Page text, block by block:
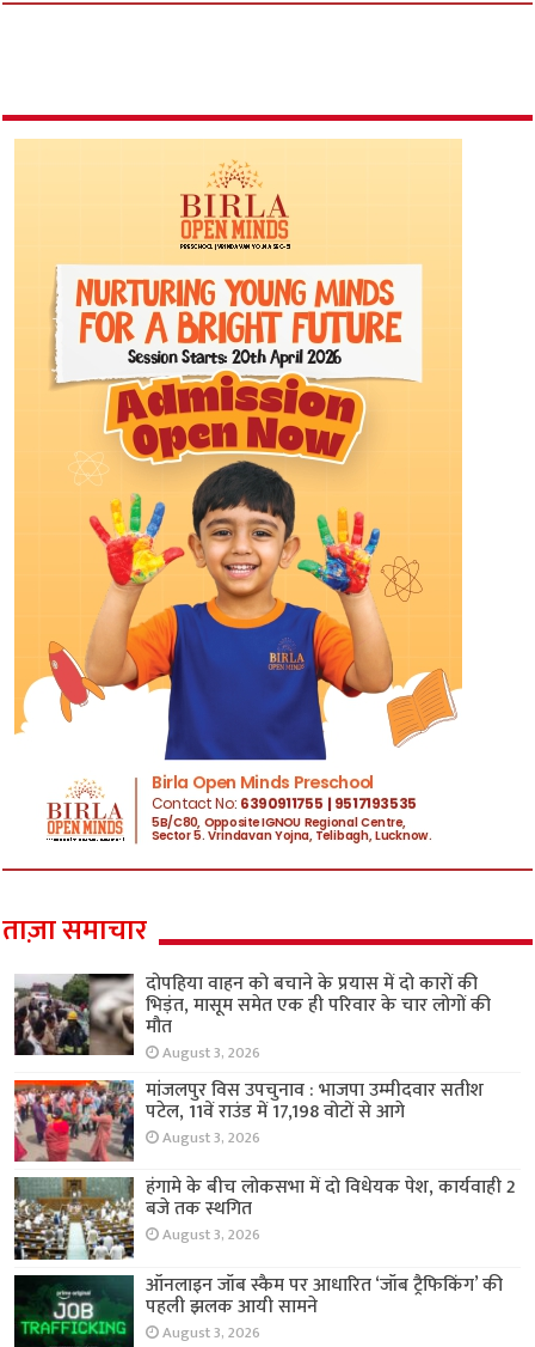
ताज़ा समाचार
दोपहिया वाहन को बचाने के प्रयास में दो कारों की
भिड़ंत, मासूम समेत एक ही परिवार के चार लोगों की
मौत
August 3, 2026
मांजलपुर विस उपचुनाव : भाजपा उम्मीदवार सतीश
पटेल, 11वें राउंड में 17,198 वोटों से आगे
August 3, 2026
हंगामे के बीच लोकसभा में दो विधेयक पेश, कार्यवाही 2
बजे तक स्थगित
August 3, 2026
ऑनलाइन जॉब स्कैम पर आधारित ‘जॉब ट्रैफिकिंग’ की
पहली झलक आयी सामने
August 3, 2026